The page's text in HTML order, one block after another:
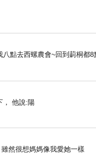
點去西螺農會~回到莿桐都8
， 他說:陽
然很想媽媽像我愛她一樣